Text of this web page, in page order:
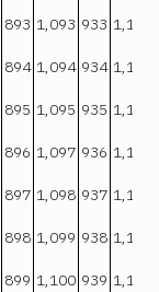
893
894
895
896
897
898
899
1,093
1,094
1,095
1,097
1,098
1,099
1,100
933
934
935
936
937
938
939
1,142
1,143
1,145
1,146
1,147
1,148
1,149